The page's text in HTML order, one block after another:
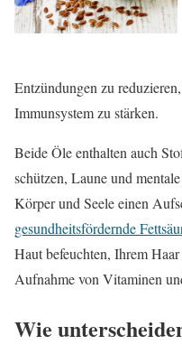
Entzündungen zu
Immunsystem zu stärken.
Beide Öle enthalten auch
schützen, Laune und
Körper und Seele einen
gesundheitsfördernde
Haut befeuchten, Ihrem
Aufnahme von Vitaminen
Wie